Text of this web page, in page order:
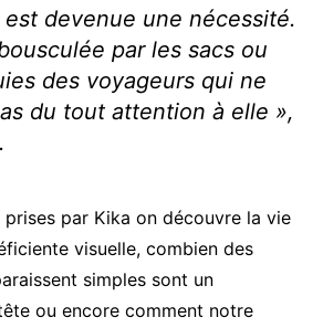
est devenue une nécessité.
par les sacs ou
des voyageurs qui ne
du tout attention à elle »,
prises par Kika on découvre la vie
visuelle, combien des
simples sont un
ou encore comment notre